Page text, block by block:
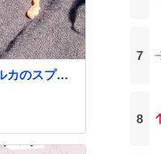
カのスプラ
いてきま
ど、とて
付けても
れあいラグ
7
8